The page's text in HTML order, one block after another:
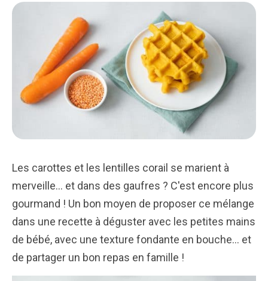
Les carottes et les lentilles corail se marient à
merveille... et dans des gaufres ? C'est encore plus
gourmand ! Un bon moyen de proposer ce mélange
dans une recette à déguster avec les petites mains
de bébé, avec une texture fondante en bouche... et
de partager un bon repas en famille !